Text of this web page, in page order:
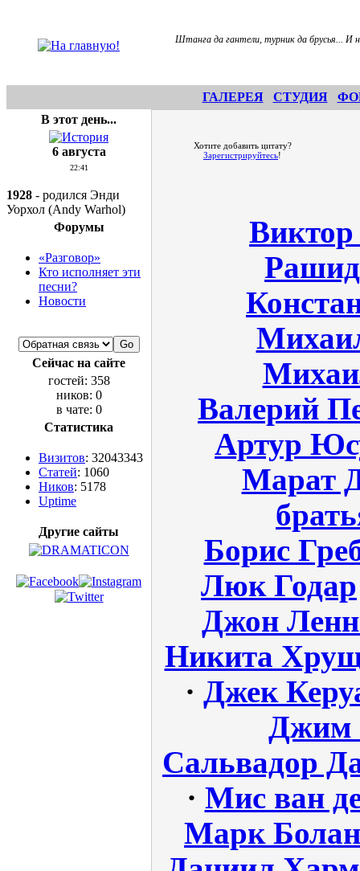
Штанга да гантели, турник да брусья... И
ГАЛЕРЕЯ СТУДИЯ
В этот день...
6 августа
22:41
1928 - родился Энди
Уорхол (Andy Warhol)
Форумы
«Разговор»
Кто исполняет эти
песни?
Новости
Сейчас на сайте
гостей: 358
ников: 0
в чате: 0
Статистика
Визитов: 32043343
Статей: 1060
Ников: 5178
Uptime
Другие сайты
Хотите добавить цитату?
Зарегистрируйтесь!
Валерий
Артур
Марат
Борис
Люк Годар
Джон
Никита
· Джек
Джим
Сальвадор
· Мис ван
Марк Болан